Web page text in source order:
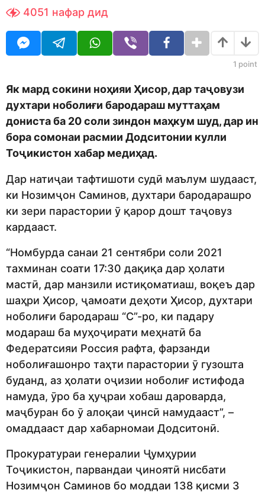
t
a
e
t
o
r
e
4051 нафар дид
1 point
Як мард сокини ноҳияи Ҳисор, дар таҷовузи
духтари ноболиғи бародараш муттаҳам
дониста ба 20 соли зиндон маҳкум шуд, дар ин
бора сомонаи расмии Додситонии кулли
Тоҷикистон хабар медиҳад.
Дар натиҷаи тафтишоти судӣ маълум шудааст,
ки Нозимҷон Саминов, духтари бародарашро
ки зери парастории ӯ қарор дошт таҷовуз
кардааст.
“Номбурда санаи 21 сентябри соли 2021
тахминан соати 17:30 дақиқа дар ҳолати
мастӣ, дар манзили истиқоматиаш, воқеъ дар
шаҳри Ҳисор, ҷамоати деҳоти Ҳисор, духтари
ноболиғи бародараш “С”-ро, ки падару
модараш ба муҳоҷирати меҳнатӣ ба
Федератсияи Россия рафта, фарзанди
ноболиғашонро таҳти парастории ӯ гузошта
буданд, аз ҳолати оҷизии ноболиғ истифода
намуда, ӯро ба ҳуҷраи хобаш дароварда,
маҷбуран бо ӯ алоқаи ҷинсӣ намудааст”, –
омаддааст дар хабарномаи Додситонӣ.
Прокуратураи генералии Ҷумҳурии
Тоҷикистон, парвандаи ҷиноятӣ нисбати
Нозимҷон Саминов бо моддаи 138 қисми 3